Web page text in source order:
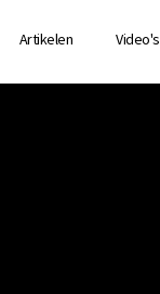
Artikelen Video's